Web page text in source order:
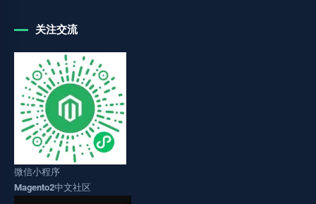
关注交流
微信小程序
Magento2中文社区